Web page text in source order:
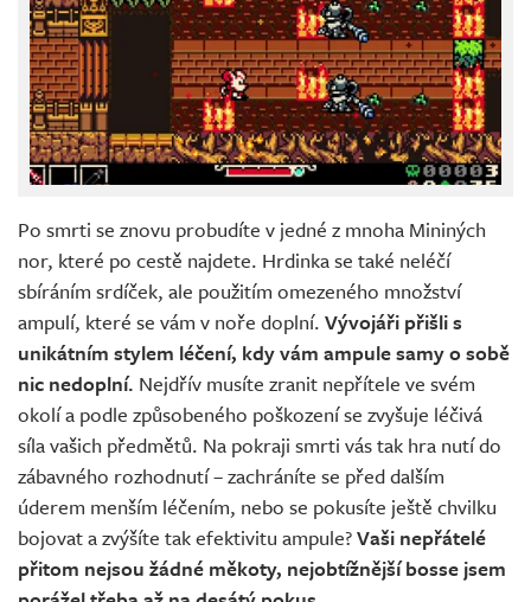
Po smrti se znovu probudíte v jedné z mnoha Mininých
nor, které po cestě najdete. Hrdinka se také neléčí
sbíráním srdíček, ale použitím omezeného množství
ampulí, které se vám v noře doplní. Vývojáři přišli s
unikátním stylem léčení, kdy vám ampule samy o sobě
nic nedoplní. Nejdřív musíte zranit nepřítele ve svém
okolí a podle způsobeného poškození se zvyšuje léčivá
síla vašich předmětů. Na pokraji smrti vás tak hra nutí do
zábavného rozhodnutí – zachráníte se před dalším
úderem menším léčením, nebo se pokusíte ještě chvilku
bojovat a zvýšíte tak efektivitu ampule?Vaši nepřátelé
přitom nejsou žádné měkoty, nejobtížnější bosse jsem